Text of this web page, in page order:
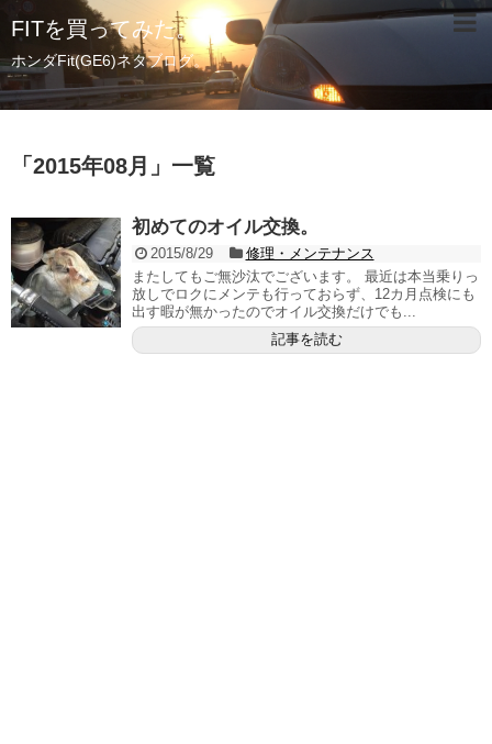
FITを買ってみた。
ホンダFit(GE6)ネタブログ。
「 2015年08月 」 一覧
初めてのオイル交換。
2015/8/29
修理・メンテナンス
またしてもご無沙汰でございます。 最近は本当乗りっ
放しでロクにメンテも行っておらず、12カ月点検にも
出す暇が無かったのでオイル交換だけでも...
記事を読む